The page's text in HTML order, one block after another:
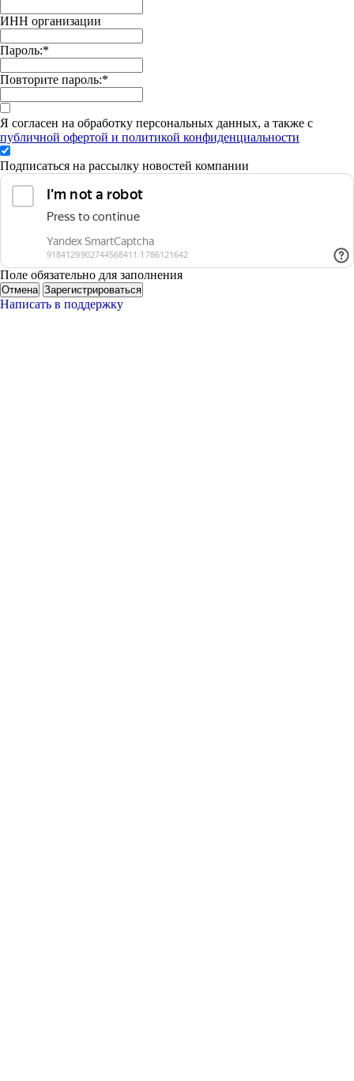
ИНН организации
Пароль:*
Повторите пароль:*
Я согласен на обработку персональных данных, а также с
публичной офертой и политикой конфиденциальности
Подписаться на рассылку новостей компании
Поле обязательно для заполнения
Отмена Зарегистрироваться
Написать в поддержку